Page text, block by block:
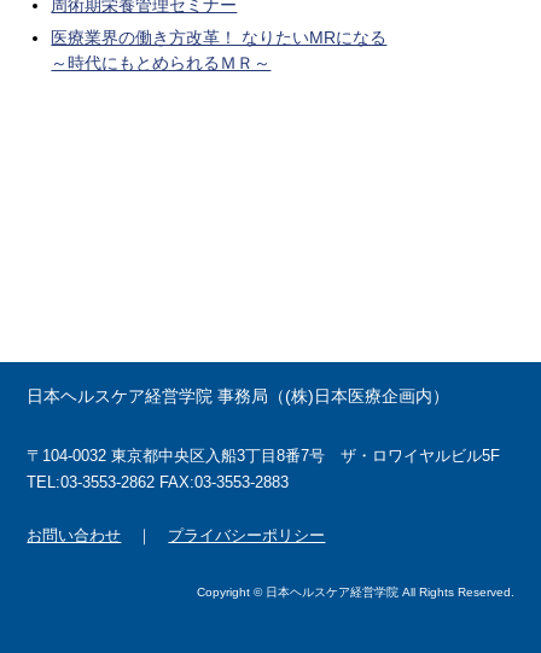
周術期栄養管理セミナー
医療業界の働き方改革！ なりたいMRになる
～時代にもとめられるＭＲ～
日本ヘルスケア経営学院 事務局（(株)日本医療企画内）
〒104-0032 東京都中央区入船3丁目8番7号 ザ・ロワイヤルビル5F
TEL:03-3553-2862 FAX:03-3553-2883
お問い合わせ ｜ プライバシーポリシー
Copyright © 日本ヘルスケア経営学院 All Rights Reserved.